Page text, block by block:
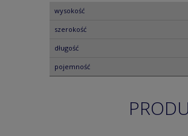
wysokość
szerokość
długość
pojemność